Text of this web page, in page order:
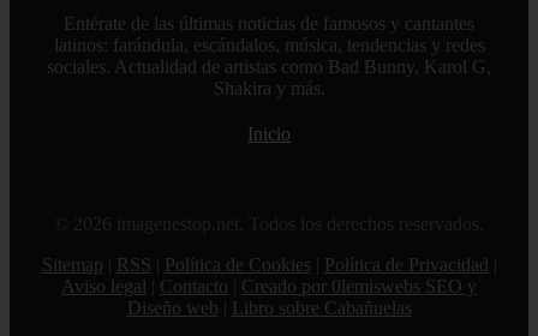
Entérate de las últimas noticias de famosos y cantantes
latinos: farándula, escándalos, música, tendencias y redes
sociales. Actualidad de artistas como Bad Bunny, Karol G,
Shakira y más.
Inicio
© 2026 imagenestop.net. Todos los derechos reservados.
Sitemap
RSS Política de Cookies Política de Privacidad
Aviso legal
Contacto
Creado por 0lemiswebs SEO y
Diseño web
Libro sobre Cabañuelas